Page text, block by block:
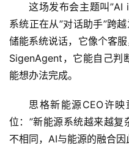
这场发布会主题叫”AI
系统正在从”对话助手”跨
储能系统说话，它像个客
SigenAgent，它能自己判
能想办法完成。
思格新能源CEO许
位：”新能源系统越来越
不相同，AI与能源的融合因